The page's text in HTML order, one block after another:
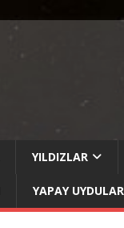
YILDIZLAR
YAPAY UYDULAR